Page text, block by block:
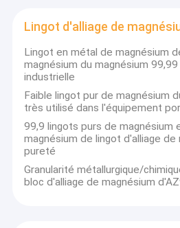
Au sujet de nous
Visite d'usine
Contrôle de qualité
Contactez-nous
Nouvelles
Demandez une citation
Lingot d'alliage de
Lingot en métal de magnésium
magnésium du magnésium
industrielle
Faible lingot pur de magnésium
très utilisé dans l'équipement
99,9 lingots purs de magnésium
magnésium de lingot d'alliage de
pureté
Granularité métallurgique/
bloc d'alliage de magnésium
province du Guangdong, ville de
feuille d'alliage de magnésium, barre
profil d'alliage de magnésium, tube
(tuyau), radiateur d'alliage de
magnésium de photogravure, pièces
espace, produits 3C (téléphone
etc.), fabrication de machines et
d'approvisionnements alternatifs en
sont principalement exportés vers
Japon, la Corée du Sud et d'autres
excellente réputation parmi nos
Notre société ont avancé le moulage